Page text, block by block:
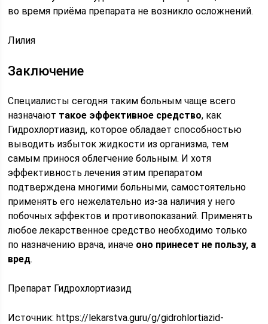
во время приёма препарата не возникло осложнений.
Лилия
Заключение
Специалисты сегодня таким больным чаще всего
назначают такое эффективное средство, как
Гидрохлортиазид, которое обладает способностью
выводить избыток жидкости из организма, тем
самым принося облегчение больным. И хотя
эффективность лечения этим препаратом
подтверждена многими больными, самостоятельно
применять его нежелательно из-за наличия у него
побочных эффектов и противопоказаний. Применять
любое лекарственное средство необходимо только
по назначению врача, иначе оно принесет не пользу, а
вред.
Препарат Гидрохлортиазид
Источник:https://lekarstva.guru/g/gidrohlortiazid-